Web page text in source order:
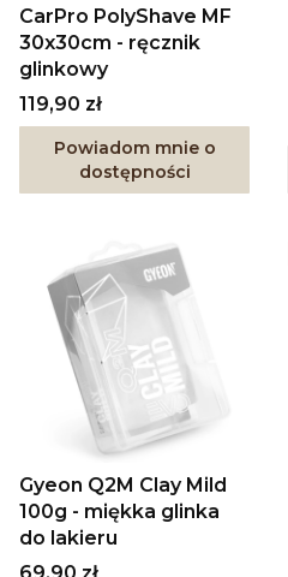
CarPro PolyShave MF
30x30cm - ręcznik
glinkowy
Cena
119,90 zł
Powiadom mnie o
dostępności
Gyeon Q2M Clay Mild
100g - miękka glinka
do lakieru
Cena